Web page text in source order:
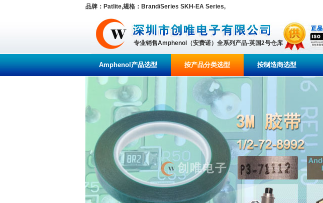
品牌：Patlite,规格：Brand/Series SKH-EA Series,
专业销售Amphenol（安费诺）全系列产品-英国2号仓库
Amphenol产品选型 按产品分类选型 按制造商选型